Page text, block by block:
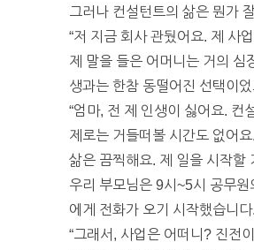
그러나 컨설턴트의 삶은 뭔가
“저 지금 회사 관뒀어요. 제 사
제 말을 들은 어머니는 거의 심
생과는 한참 동떨어진 선택이
“엄마, 전 제 인생이 싫어요. 컨
제로는 거들떠볼 시간도 없어
삶은 끔찍해요. 제 일을 시작할
우리 부모님은 9시~5시 공무
에게 전화가 오기 시작했습니다.
“그래서, 사업은 어떠니? 진전